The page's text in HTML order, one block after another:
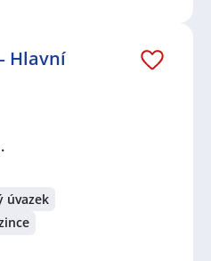
Hlavní
úvazek